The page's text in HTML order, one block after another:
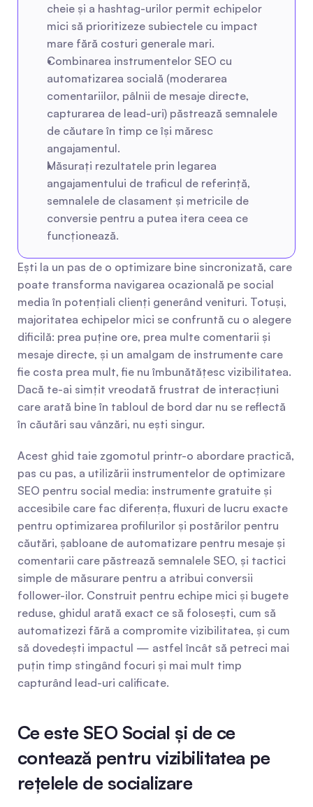
cheie și a hashtag-urilor permit echipelor
mici să prioritizeze subiectele cu impact
mare fără costuri generale mari.
Combinarea instrumentelor SEO cu
automatizarea socială (moderarea
comentariilor, pâlnii de mesaje directe,
capturarea de lead-uri) păstrează semnalele
de căutare în timp ce își măresc
angajamentul.
Măsurați rezultatele prin legarea
angajamentului de traficul de referință,
semnalele de clasament și metricile de
conversie pentru a putea itera ceea ce
funcționează.
Ești la un pas de o optimizare bine sincronizată, care
poate transforma navigarea ocazională pe social
media în potențiali clienți generând venituri. Totuși,
majoritatea echipelor mici se confruntă cu o alegere
dificilă: prea puține ore, prea multe comentarii și
mesaje directe, și un amalgam de instrumente care
fie costa prea mult, fie nu îmbunătățesc vizibilitatea.
Dacă te-ai simțit vreodată frustrat de interacțiuni
care arată bine în tabloul de bord dar nu se reflectă
în căutări sau vânzări, nu ești singur.
Acest ghid taie zgomotul printr-o abordare practică,
pas cu pas, a utilizării instrumentelor de optimizare
SEO pentru social media: instrumente gratuite și
accesibile care fac diferența, fluxuri de lucru exacte
pentru optimizarea profilurilor și postărilor pentru
căutări, șabloane de automatizare pentru mesaje și
comentarii care păstrează semnalele SEO, și tactici
simple de măsurare pentru a atribui conversii
follower-ilor. Construit pentru echipe mici și bugete
reduse, ghidul arată exact ce să folosești, cum să
automatizezi fără a compromite vizibilitatea, și cum
să dovedești impactul — astfel încât să petreci mai
puțin timp stingând focuri și mai mult timp
capturând lead-uri calificate.
Ce este SEO Social și de ce
contează pentru vizibilitatea pe
rețelele de socializare